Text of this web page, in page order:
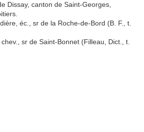
Dissay, canton de Saint-Georges,
éc., sr de la Roche-de-Bord (B. F., t.
sr de Saint-Bonnet (Filleau, Dict., t.